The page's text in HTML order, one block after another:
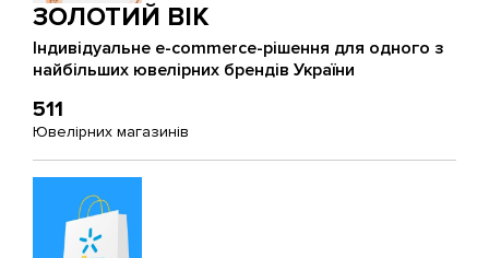
ЗОЛОТИЙ ВІК
Індивідуальне e-commerce-рішення для одного з
найбільших ювелірних брендів України
511
Ювелірних магазинів